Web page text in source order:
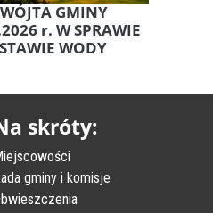
GMINY
r. W SPRAWIE
WODY
skróty:
gminy i komisje